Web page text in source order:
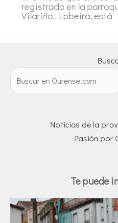
registrado en la
Vilariño, Lobeira, está
Noticias de la
Pasión por
Te puede